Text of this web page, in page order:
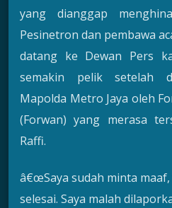
yang dianggap
Pesinetron dan pembawa
datang ke Dewan Pers
semakin pelik setelah
Mapolda Metro Jaya oleh
(Forwan) yang merasa
Raffi.
â€œSaya sudah minta
selesai. Saya malah